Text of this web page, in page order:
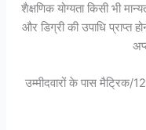
शैक्षणिक योग्यता किसी भी
और डिग्री की उपाधि प्राप्त
उम्मीदवारों के पास मैट्रिक/